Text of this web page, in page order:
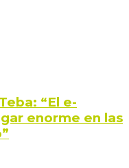
“El e-
enorme en las